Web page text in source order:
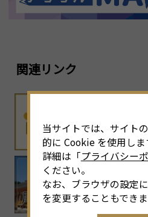
関連リンク
当サイトでは、サイト
的に Cookie を使用しま
詳細は「プライバシー
ください。
なお、ブラウザの設定
を変更することもできま